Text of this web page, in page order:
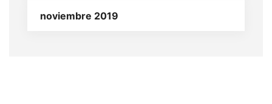
noviembre 2019